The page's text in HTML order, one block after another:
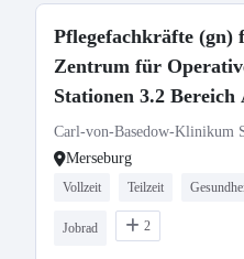
Pflegefachkräfte (gn)
Zentrum für
Stationen 3.2 Bereich
Viszeralchirurgie
Carl-von-Basedow-Klinikum
Merseburg
Vollzeit Teilzeit
Jobrad 2